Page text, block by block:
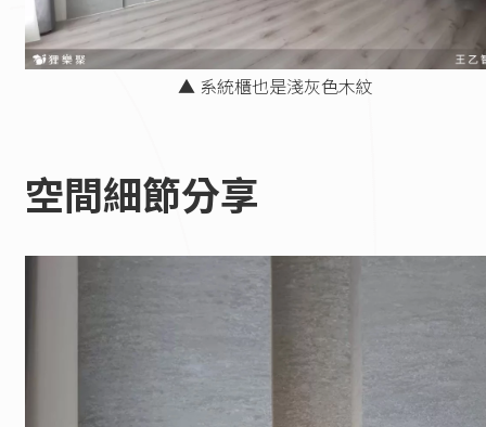
▲ 系統櫃也是淺灰色木紋
空間細節分享